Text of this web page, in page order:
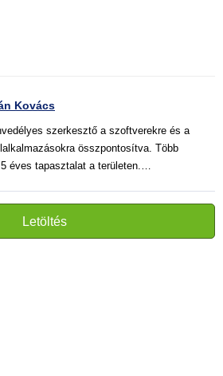
Kovács
szerkesztő a szoftverekre és a
összpontosítva. Több
éves tapasztalat a területen.
szövegek alkotója, amelyek
az olvasókat a modern technológia jobb
és használatában.
Letöltés